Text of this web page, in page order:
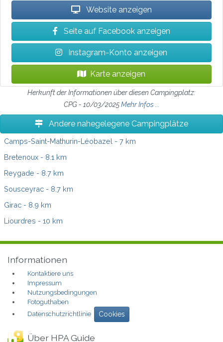
Website anzeigen
Seite auf Facebook anzeigen
Instagram-Konto anzeigen
Karte anzeigen
Herkunft der Informationen über diesen Campingplatz:
CPG - 10/03/2025Mehr Infos ...
Andere nahegelegene Campingplätze
Camps-Saint-Mathurin-Léobazel - 7 km
Bretenoux - 8.1 km
Reygade - 8.7 km
Sousceyrac - 8.7 km
Girac - 8.9 km
Liourdres - 10 km
Informationen
Kontaktiere uns
Impressum
Nutzungsbedingungen
Fotoguthaben
Datenschutzrichtlinie
Cookies
Über HPA Guide